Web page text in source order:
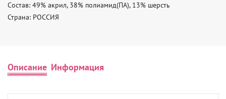
Состав: 49% акрил, 38% полиамид(ПА), 13% шерсть
Страна: РОССИЯ
Описание Информация